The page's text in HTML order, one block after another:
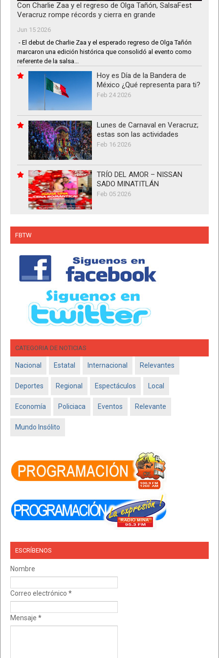
Con Charlie Zaa y el regreso de Olga Tañón, SalsaFest
Veracruz rompe récords y cierra en grande
Jun 15 2026
- El debut de Charlie Zaa y el esperado regreso de Olga Tañón
marcaron una edición histórica que consolidó al evento como
referente de la salsa...
Hoy es Día de la Bandera de
México ¿Qué representa para ti?
Feb 24 2026
Lunes de Carnaval en Veracruz;
estas son las actividades
Feb 16 2026
TRÍO DEL AMOR – NISSAN
SADO MINATITLÁN
Feb 05 2026
FBTW
CATEGORIA DE NOTICIAS
Nacional Estatal Internacional Relevantes
Deportes Regional Espectáculos Local
Economía Policiaca Eventos Relevante
Mundo Insólito
ESCRÍBENOS
Nombre
Correo electrónico *
Mensaje *